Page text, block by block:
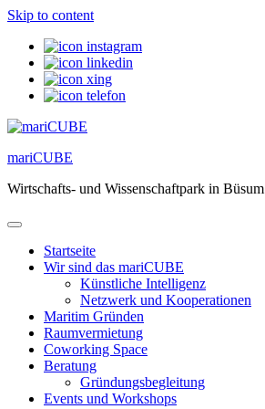
Skip to content
mariCUBE
Wirtschafts- und Wissenschaftpark in Büsum
Startseite
Wir sind das mariCUBE
Künstliche Intelligenz
Netzwerk und Kooperationen
Maritim Gründen
Raumvermietung
Coworking Space
Beratung
Gründungsbegleitung
Events und Workshops